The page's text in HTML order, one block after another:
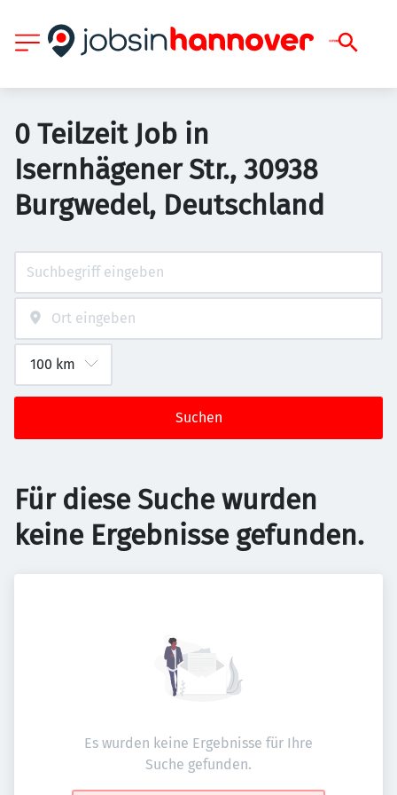
0 Teilzeit Job in
Isernhägener Str., 30938
Burgwedel, Deutschland
Suchen
Für diese Suche wurden
keine Ergebnisse gefunden.
Es wurden keine Ergebnisse für Ihre
Suche gefunden.